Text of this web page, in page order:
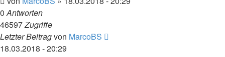
0Antworten
46597Zugriffe
Letzter Beitragvon MarcoBS
18.03.2018 - 20:29